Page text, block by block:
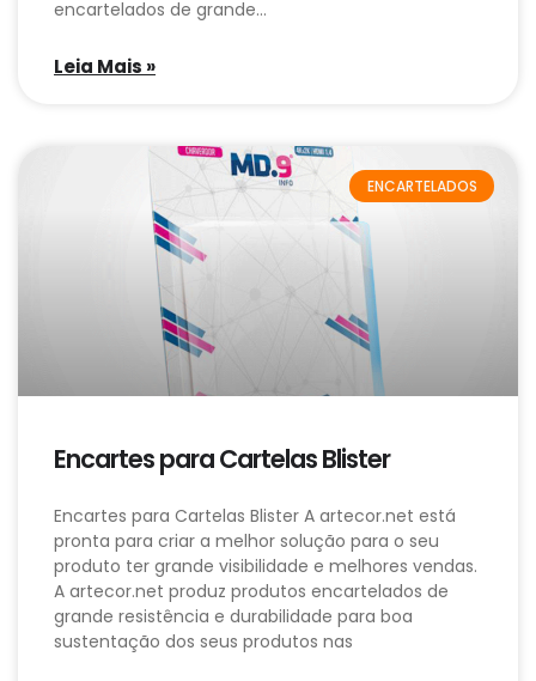
encartelados de grande…
Leia Mais »
ENCARTELADOS
Encartes para Cartelas Blister
Encartes para Cartelas Blister A artecor.net está
pronta para criar a melhor solução para o seu
produto ter grande visibilidade e melhores vendas.
A artecor.net produz produtos encartelados de
grande resistência e durabilidade para boa
sustentação dos seus produtos nas